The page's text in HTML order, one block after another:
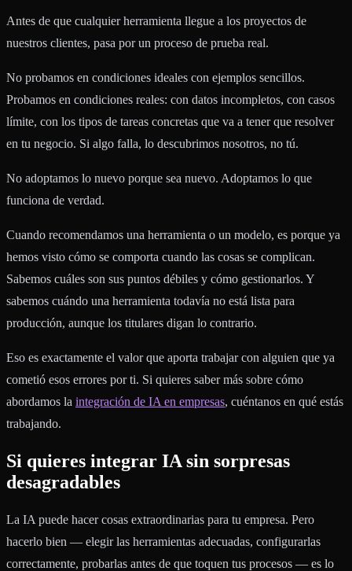
Antes de que cualquier herramienta llegue a los proyectos de
nuestros clientes, pasa por un proceso de prueba real.
No probamos en condiciones ideales con ejemplos sencillos.
Probamos en condiciones reales: con datos incompletos, con casos
límite, con los tipos de tareas concretas que va a tener que resolver
en tu negocio. Si algo falla, lo descubrimos nosotros, no tú.
No adoptamos lo nuevo porque sea nuevo. Adoptamos lo que
funciona de verdad.
Cuando recomendamos una herramienta o un modelo, es porque ya
hemos visto cómo se comporta cuando las cosas se complican.
Sabemos cuáles son sus puntos débiles y cómo gestionarlos. Y
sabemos cuándo una herramienta todavía no está lista para
producción, aunque los titulares digan lo contrario.
Eso es exactamente el valor que aporta trabajar con alguien que ya
cometió esos errores por ti. Si quieres saber más sobre cómo
abordamos la integración de IA en empresas, cuéntanos en qué estás
trabajando.
Si quieres integrar IA sin sorpresas
desagradables
La IA puede hacer cosas extraordinarias para tu empresa. Pero
hacerlo bien — elegir las herramientas adecuadas, configurarlas
correctamente, probarlas antes de que toquen tus procesos — es lo